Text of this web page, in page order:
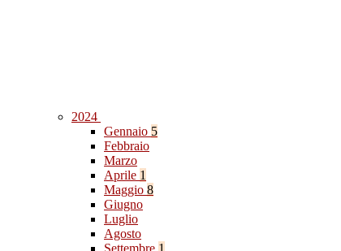
2024
Gennaio 5
Febbraio
Marzo
Aprile 1
Maggio 8
Giugno
Luglio
Agosto